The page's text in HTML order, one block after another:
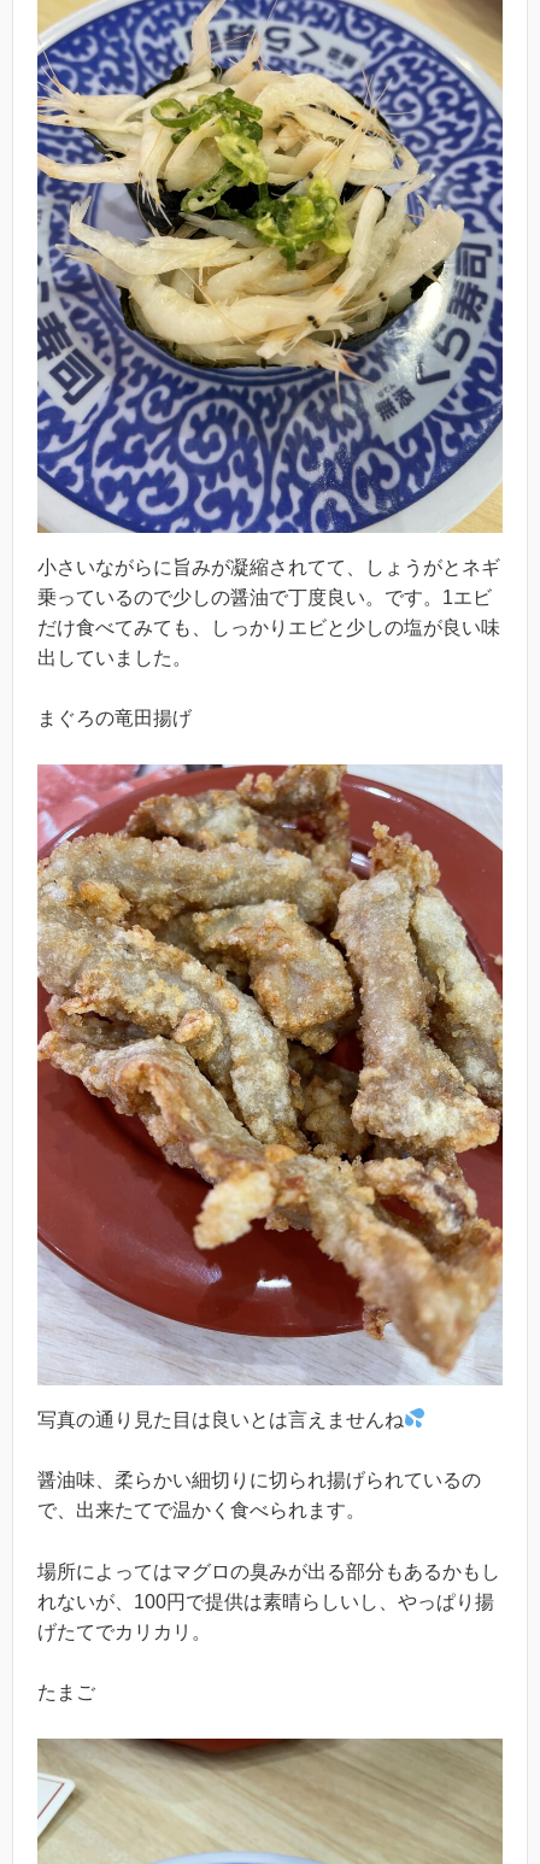
小さいながらに旨みが凝縮されてて、しょうがとネギ
乗っているので少しの醤油で丁度良い。です。1エビ
だけ食べてみても、しっかりエビと少しの塩が良い味
出していました。
まぐろの竜田揚げ
写真の通り見た目は良いとは言えませんね
醤油味、柔らかい細切りに切られ揚げられているの
で、出来たてで温かく食べられます。
場所によってはマグロの臭みが出る部分もあるかもし
れないが、100円で提供は素晴らしいし、やっぱり揚
げたてでカリカリ。
たまご